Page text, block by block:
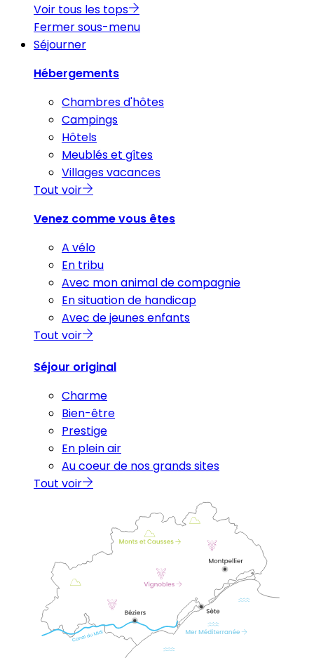
Voir tous les tops
Fermer sous-menu
Séjourner
Hébergements
Chambres d'hôtes
Campings
Hôtels
Meublés et gîtes
Villages vacances
Tout voir
Venez comme vous êtes
A vélo
En tribu
Avec mon animal de compagnie
En situation de handicap
Avec de jeunes enfants
Tout voir
Séjour original
Charme
Bien-être
Prestige
En plein air
Au coeur de nos grands sites
Tout voir